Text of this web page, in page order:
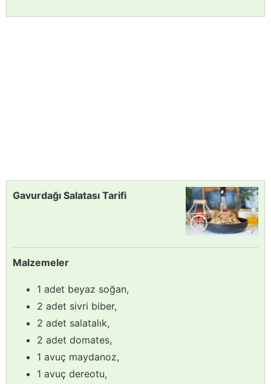
Gavurdağı Salatası Tarifi
Malzemeler
1 adet beyaz soğan,
2 adet sivri biber,
2 adet salatalık,
2 adet domates,
1 avuç maydanoz,
1 avuç dereotu,